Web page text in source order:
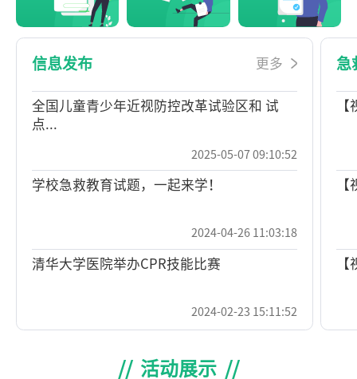
信息发布 更多
全国儿童青少年近视防控改革试验区和 试
点...
2025-05-07 09:10:52
学校急救教育试题，一起来学！
2024-04-26 11:03:18
清华大学医院举办CPR技能比赛
2024-02-23 15:11:52
急
// 活动展示 //